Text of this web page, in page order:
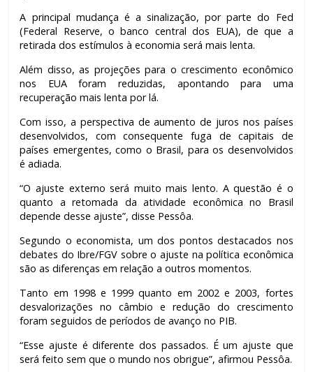
A principal mudança é a sinalização, por parte do Fed
(Federal Reserve, o banco central dos EUA), de que a
retirada dos estímulos à economia será mais lenta.
Além disso, as projeções para o crescimento econômico
nos EUA foram reduzidas, apontando para uma
recuperação mais lenta por lá.
Com isso, a perspectiva de aumento de juros nos países
desenvolvidos, com consequente fuga de capitais de
países emergentes, como o Brasil, para os desenvolvidos
é adiada.
“O ajuste externo será muito mais lento. A questão é o
quanto a retomada da atividade econômica no Brasil
depende desse ajuste”, disse Pessôa.
Segundo o economista, um dos pontos destacados nos
debates do Ibre/FGV sobre o ajuste na política econômica
são as diferenças em relação a outros momentos.
Tanto em 1998 e 1999 quanto em 2002 e 2003, fortes
desvalorizações no câmbio e redução do crescimento
foram seguidos de períodos de avanço no PIB.
“Esse ajuste é diferente dos passados. É um ajuste que
será feito sem que o mundo nos obrigue”, afirmou Pessôa.